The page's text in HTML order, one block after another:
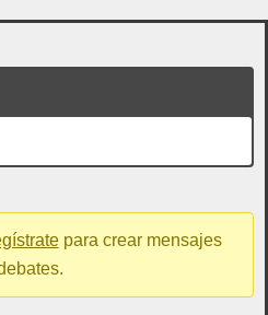
para crear mensajes